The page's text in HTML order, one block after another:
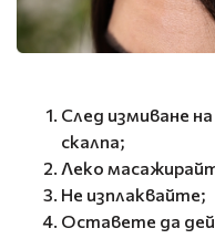
След измиване
скалпа;
Леко
Не изплаквайте;
Оставете да